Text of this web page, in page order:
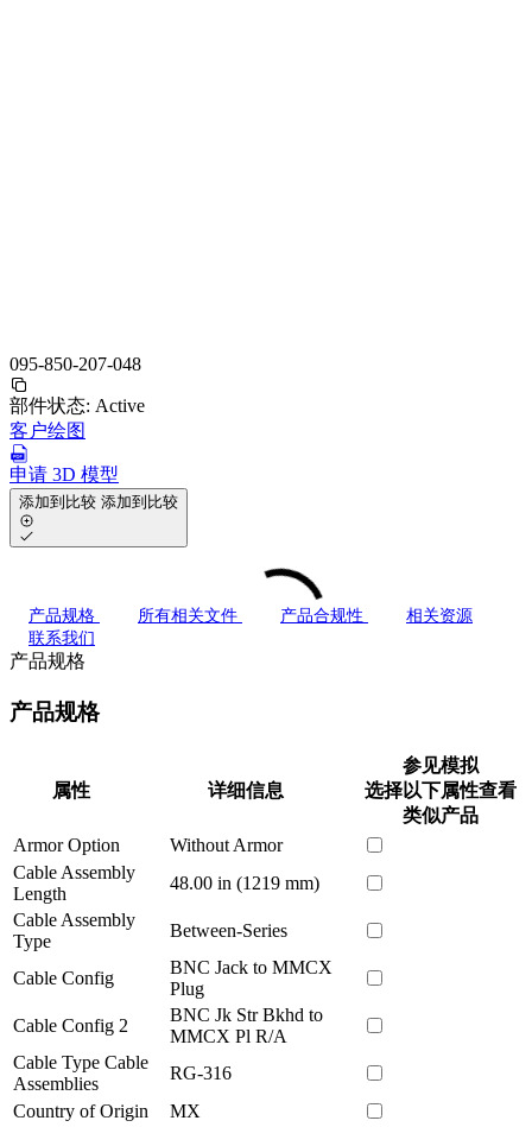
095-850-207-048
部件状态: Active
客户绘图
申请 3D 模型
添加到比较 添加到比较
产品规格 所有相关文件 产品合规性
相关资源
联系我们
产品规格
产品规格
属性 详细信息
参见模拟
选择以下属性查看
类似产品
Armor Option
Without Armor
Cable Assembly
Length
48.00 in (1219 mm)
Cable Assembly
Type
Between-Series
Cable Config
BNC Jack to MMCX
Plug
Cable Config 2
BNC Jk Str Bkhd to
MMCX Pl R/A
Cable Type Cable
Assemblies
RG-316
Country of Origin
MX